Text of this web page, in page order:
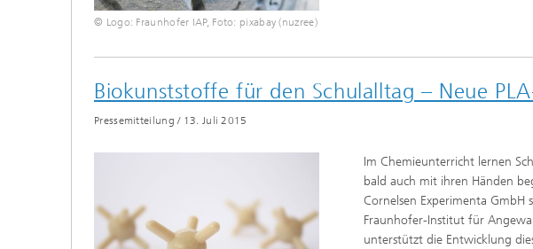
© Logo: Fraunhofer IAP, Foto: pixabay (nuzree)
Biokunststoffe für den Schulalltag – Neue
Pressemitteilung / 13. Juli 2015
Im Chemieunterricht lernen
bald auch mit ihren Händen
Cornelsen Experimenta
Fraunhofer-Institut für
unterstützt die Entwicklung